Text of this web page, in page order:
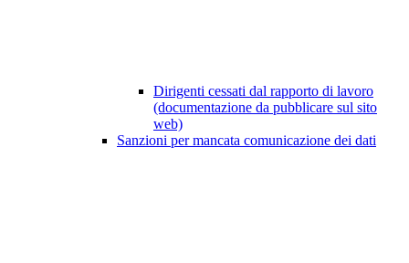
Dirigenti cessati dal rapporto di lavoro
(documentazione da pubblicare sul sito
web)
Sanzioni per mancata comunicazione dei dati